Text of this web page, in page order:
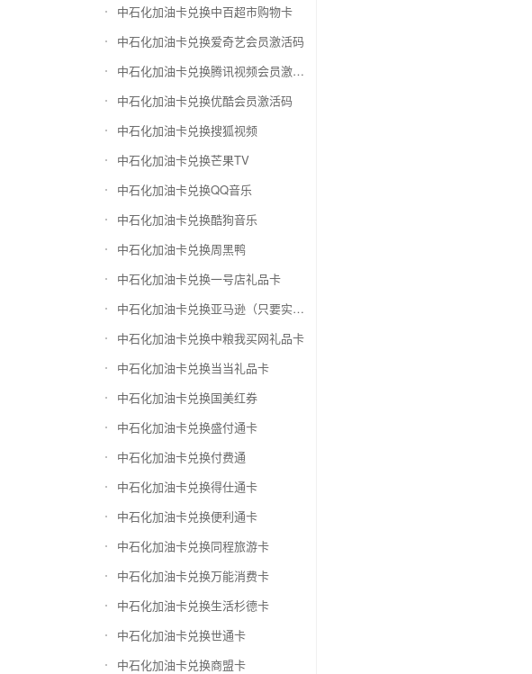
中石化加油卡兑换中百超市购物卡
中石化加油卡兑换爱奇艺会员激活码
中石化加油卡兑换腾讯视频会员激活码
中石化加油卡兑换优酷会员激活码
中石化加油卡兑换搜狐视频
中石化加油卡兑换芒果TV
中石化加油卡兑换QQ音乐
中石化加油卡兑换酷狗音乐
中石化加油卡兑换周黑鸭
中石化加油卡兑换一号店礼品卡
中石化加油卡兑换亚马逊（只要实体卡）
中石化加油卡兑换中粮我买网礼品卡
中石化加油卡兑换当当礼品卡
中石化加油卡兑换国美红券
中石化加油卡兑换盛付通卡
中石化加油卡兑换付费通
中石化加油卡兑换得仕通卡
中石化加油卡兑换便利通卡
中石化加油卡兑换同程旅游卡
中石化加油卡兑换万能消费卡
中石化加油卡兑换生活杉德卡
中石化加油卡兑换世通卡
中石化加油卡兑换商盟卡